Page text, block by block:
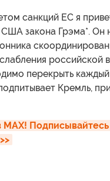
санкций ЕС я
закона Грэма*. Он
российской
перекрыть
Кремль,
Подписывайтесь